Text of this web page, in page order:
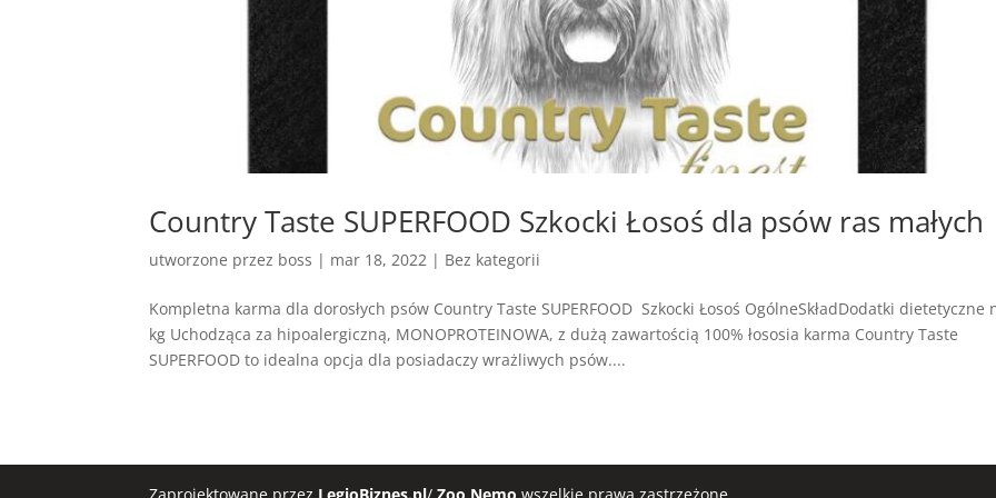
Country Taste SUPERFOOD Szkocki Łosoś dla psów ras małych
utworzone przez boss | mar 18, 2022 | Bez kategorii
Kompletna karma dla dorosłych psów Country Taste SUPERFOOD Szkocki Łosoś OgólneSkładDodatki dietetyczne
kg Uchodząca za hipoalergiczną, MONOPROTEINOWA, z dużą zawartością 100% łososia karma Country Taste
SUPERFOOD to idealna opcja dla posiadaczy wrażliwych psów....